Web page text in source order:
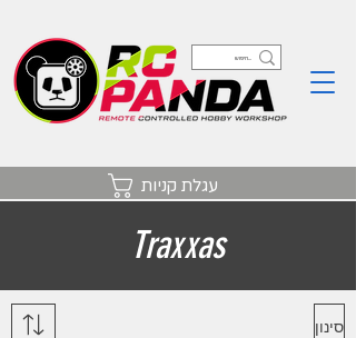
עגלת קניות
Traxxas
סינון